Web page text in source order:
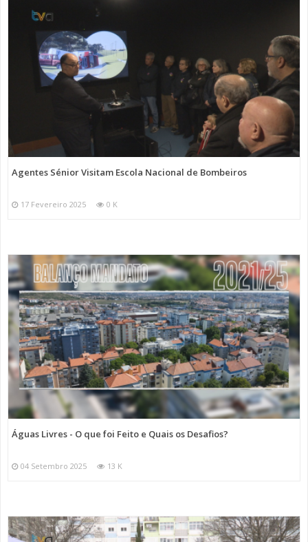
Agentes Sénior Visitam Escola Nacional de Bombeiros
17 Fevereiro 2025 0 K
Águas Livres - O que foi Feito e Quais os Desafios?
04 Setembro 2025 13 K